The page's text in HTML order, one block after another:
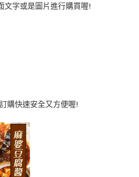
文字或是圖片進行購買喔!
購快速安全又方便喔!